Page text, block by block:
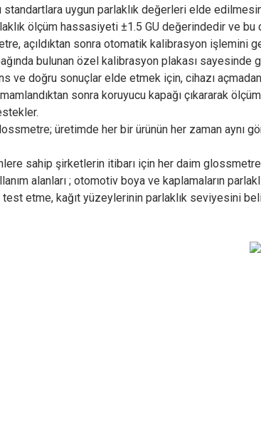
standartlara uygun parlaklık değerleri elde
ölçüm hassasiyeti ±1.5 GU değerindedir ve
açıldıktan sonra otomatik kalibrasyon işlemini
bulunan özel kalibrasyon plakası sayesinde
ve doğru sonuçlar elde etmek için, cihazı
sonra koruyucu kapağı çıkararak
üretimde her bir ürünün her zaman aynı
sahip şirketlerin itibarı için her daim glossmetre
alanları ; otomotiv boya ve kaplamaların
etme, kağıt yüzeylerinin parlaklık seviyesini